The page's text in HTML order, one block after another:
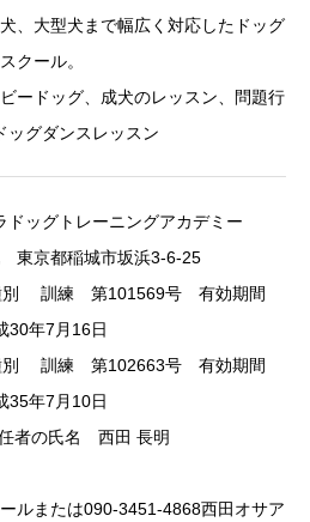
、大型犬まで幅広く対応したドッグ
スクール。
ードッグ、成犬のレッスン、問題行
ッグダンスレッスン
ッグトレーニングアカデミー
東京都稲城市坂浜3-6-25
別 訓練 第101569号 有効期間
30年7月16日
別 訓練 第102663号 有効期間
35年7月10日
者の氏名 西田 長明
ルまたは090-3451-4868西田オサア